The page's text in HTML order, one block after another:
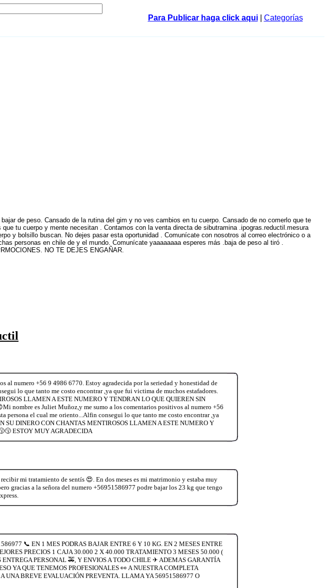
Para Publicar haga click aqui| Categorías
de peso. Cansado de la rutina del gim y no ves cambios en tu cuerpo. Cansado de no comerlo que te
tu cuerpo y mente necesitan . Contamos con la venta directa de sibutramina .ipogras.reductil.mesura
y bolsillo buscan. No dejes pasar esta oportunidad . Comunícate con nosotros al correo electrónico o a
personas en chile de y el mundo. Comunícate yaaaaaaaa esperes más .baja de peso al tiró .
NO TE DEJES ENGAÑAR.
al numero +56 9 4986 6770. Estoy agradecida por la seriedad y honestidad de
lo que tanto me costo encontrar ,ya que fui victima de muchos estafadores.
LLAMEN A ESTE NUMERO Y TENDRAN LO QUE QUIEREN SIN
nombre es Juliet Muñoz,y me sumo a los comentarios positivos al numero +56
persona el cual me oriento...Alfin consegui lo que tanto me costo encontrar ,ya
SU DINERO CON CHANTAS MENTIROSOS LLAMEN A ESTE NUMERO Y
ESTOY MUY AGRADECIDA
mi tratamiento de sentís 😍. En dos meses es mi matrimonio y estaba muy
gracias a la señora del numero +56951586977 podre bajar los 23 kg que tengo
📞 EN 1 MES PODRAS BAJAR ENTRE 6 Y 10 KG. EN 2 MESES ENTRE
PRECIOS 1 CAJA 30.000 2 X 40.000 TRATAMIENTO 3 MESES 50.000 (
PERSONAL 🚕, Y ENVIOS A TODO CHILE ✈ ADEMAS GARANTÍA
YA QUE TENEMOS PROFESIONALES 👀 A NUESTRA COMPLETA
UNA BREVE EVALUACIÓN PREVENTA. LLAMA YA 56951586977 O